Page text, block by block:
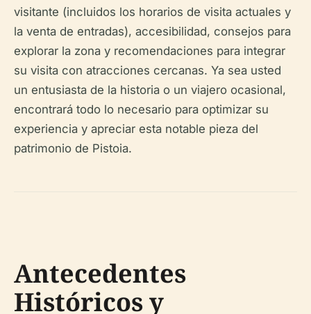
visitante (incluidos los horarios de visita actuales y
la venta de entradas), accesibilidad, consejos para
explorar la zona y recomendaciones para integrar
su visita con atracciones cercanas. Ya sea usted
un entusiasta de la historia o un viajero ocasional,
encontrará todo lo necesario para optimizar su
experiencia y apreciar esta notable pieza del
patrimonio de Pistoia.
Antecedentes
Históricos y